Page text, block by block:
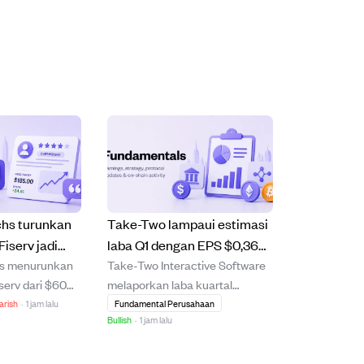
turunkan
jadi
proyeksi
EPS 2026
menurunkan
dari $60
rating
· 1 jam lalu
Take-Two lampaui estimasi
laba Q1 dengan EPS $0,36
dan pendapatan kuat $1,53
miliar, fokus pada
peluncuran GTA VI.
Take-Two Interactive Software
melaporkan laba kuartal
pertama dengan EPS $0,36,
melampaui perkiraan analis
Fundamental Perusahaan
Bullish · 1 jam lalu